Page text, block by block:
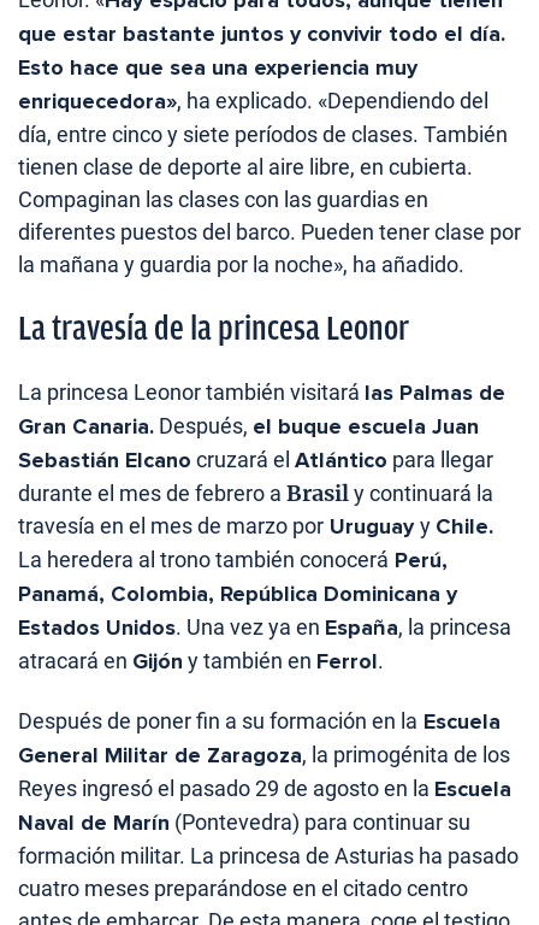
que estar bastante juntos y convivir todo el día.
Esto hace que sea una experiencia muy
enriquecedora», ha explicado. «Dependiendo del
día, entre cinco y siete períodos de clases. También
tienen clase de deporte al aire libre, en cubierta.
Compaginan las clases con las guardias en
diferentes puestos del barco. Pueden tener clase por
la mañana y guardia por la noche», ha añadido.
La travesía de la princesa Leonor
La princesa Leonor también visitará las Palmas de
Gran Canaria. Después, el buque escuela Juan
Sebastián Elcano cruzará el Atlántico para llegar
durante el mes de febrero a Brasily continuará la
travesía en el mes de marzo por Uruguayy Chile.
La heredera al trono también conocerá Perú,
Panamá, Colombia, República Dominicana y
Estados Unidos. Una vez ya en España, la princesa
atracará en Gijón y también en Ferrol.
Después de poner fin a su formación en la Escuela
General Militar de Zaragoza, la primogénita de los
Reyes ingresó el pasado 29 de agosto en la Escuela
Naval de Marín (Pontevedra) para continuar su
formación militar. La princesa de Asturias ha pasado
cuatro meses preparándose en el citado centro